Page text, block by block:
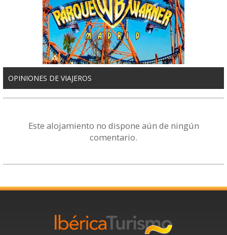
OPINIONES DE VIAJEROS
Este alojamiento no dispone aún de ningún
comentario.